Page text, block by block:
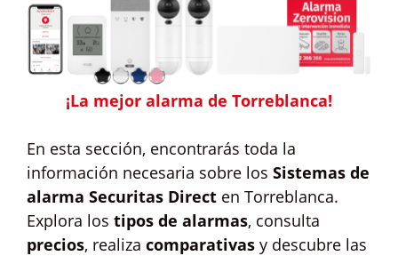
¡La mejor alarma de Torreblanca!
En esta sección, encontrarás toda la
información necesaria sobre los Sistemas de
alarma Securitas Direct en Torreblanca.
Explora los tipos de alarmas, consulta
precios, realiza comparativas y descubre las